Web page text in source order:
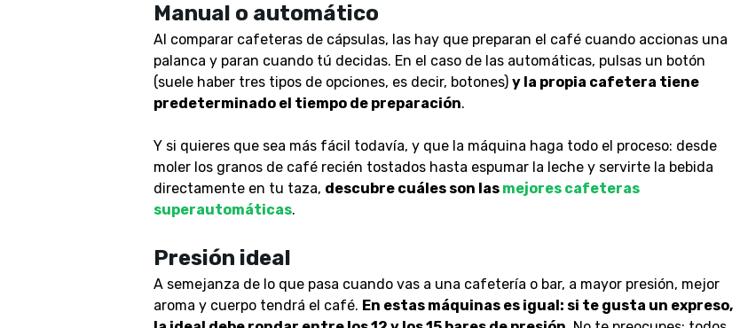
Manual o automático
Al comparar cafeteras de cápsulas, las hay que preparan el café cuando accionas una
palanca y paran cuando tú decidas. En el caso de las automáticas, pulsas un botón
(suele haber tres tipos de opciones, es decir, botones) y la propia cafetera tiene
predeterminado el tiempo de preparación.
Y si quieres que sea más fácil todavía, y que la máquina haga todo el proceso: desde
moler los granos de café recién tostados hasta espumar la leche y servirte la bebida
directamente en tu taza, descubre cuáles son las mejores cafeteras
superautomáticas.
Presión ideal
A semejanza de lo que pasa cuando vas a una cafetería o bar, a mayor presión, mejor
aroma y cuerpo tendrá el café. En estas máquinas es igual: si te gusta un expreso,